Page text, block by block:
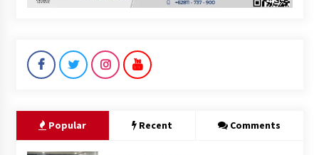
Popular Recent Comments